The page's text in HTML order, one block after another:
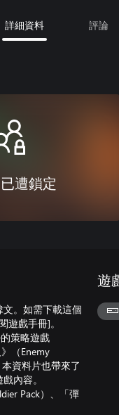
詳細資料 評論
遭鎖定
。如需下載這個
戲手冊]。
策略遊戲
（Enemy
資料片也帶來了
內容。
Pack）、「彈
遊